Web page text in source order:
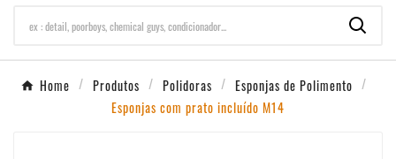
Home Produtos Polidoras
Esponjas de Polimento
Esponjas com prato incluído M14